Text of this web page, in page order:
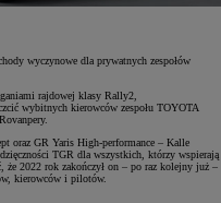
wyczynowe dla prywatnych zespołów
rajdowej klasy Rally2,
wybitnych kierowców zespołu TOYOTA
oraz GR Yaris High-performance – Kalle
TGR dla wszystkich, którzy wspierają
że 2022 rok zakończył on – po raz kolejny już –
kierowców i pilotów.